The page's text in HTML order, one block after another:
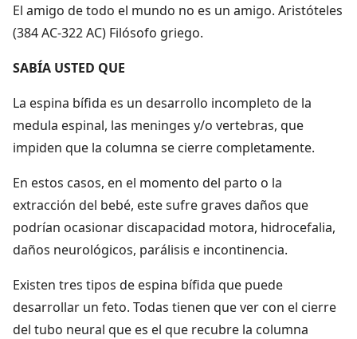
El amigo de todo el mundo no es un amigo. Aristóteles
(384 AC-322 AC) Filósofo griego.
SABÍA USTED QUE
La espina bífida es un desarrollo incompleto de la
medula espinal, las meninges y/o vertebras, que
impiden que la columna se cierre completamente.
En estos casos, en el momento del parto o la
extracción del bebé, este sufre graves daños que
podrían ocasionar discapacidad motora, hidrocefalia,
daños neurológicos, parálisis e incontinencia.
Existen tres tipos de espina bífida que puede
desarrollar un feto. Todas tienen que ver con el cierre
del tubo neural que es el que recubre la columna